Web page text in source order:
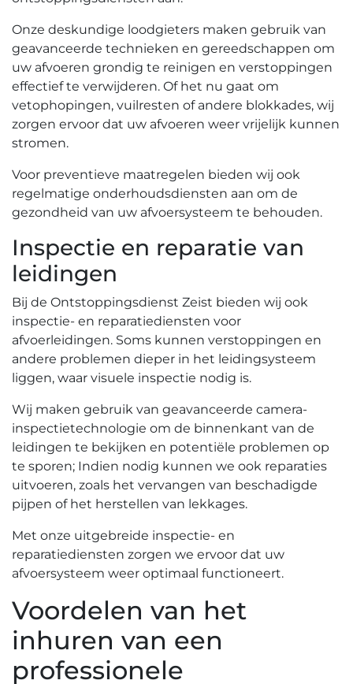
Onze deskundige loodgieters maken gebruik van
geavanceerde technieken en gereedschappen om
uw afvoeren grondig te reinigen en verstoppingen
effectief te verwijderen.​ Of het nu gaat om
vetophopingen‚ vuilresten of andere blokkades‚ wij
zorgen ervoor dat uw afvoeren weer vrijelijk kunnen
stromen.​
Voor preventieve maatregelen bieden wij ook
regelmatige onderhoudsdiensten aan om de
gezondheid van uw afvoersysteem te behouden.​
Inspectie en reparatie van
leidingen
Bij de Ontstoppingsdienst Zeist bieden wij ook
inspectie- en reparatiediensten voor
afvoerleidingen.​ Soms kunnen verstoppingen en
andere problemen dieper in het leidingsysteem
liggen‚ waar visuele inspectie nodig is.
Wij maken gebruik van geavanceerde camera-
inspectietechnologie om de binnenkant van de
leidingen te bekijken en potentiële problemen op
te sporen; Indien nodig kunnen we ook reparaties
uitvoeren‚ zoals het vervangen van beschadigde
pijpen of het herstellen van lekkages.​
Met onze uitgebreide inspectie- en
reparatiediensten zorgen we ervoor dat uw
afvoersysteem weer optimaal functioneert.​
Voordelen van het
inhuren van een
professionele